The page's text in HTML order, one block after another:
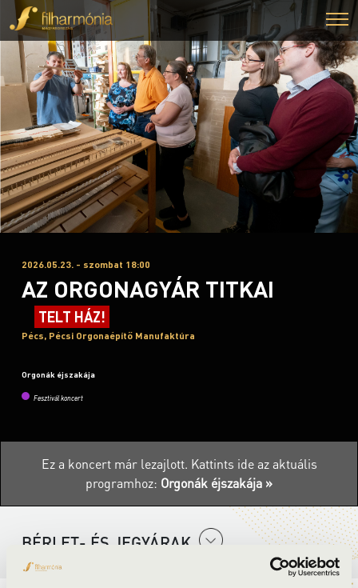
2026.05.23. - szombat 18:00
AZ ORGONAGYÁR TITKAI
TELT HÁZ!
Pécs, Pécsi Orgonaépítő Manufaktúra
Orgonák éjszakája
Fesztivál koncert
Ez a koncert már lezajlott. Kattints ide az aktuális
programhoz: Orgonák éjszakája »
BÉRLET- ÉS JEGYÁRAK